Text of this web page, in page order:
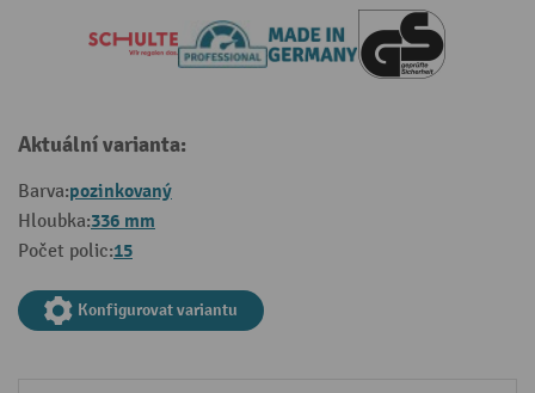
Aktuální varianta:
Barva:pozinkovaný
Hloubka:336 mm
Počet polic:15
Konfigurovat variantu